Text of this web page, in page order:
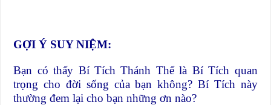
GỢI Ý SUY NIỆM:
Bạn có thấy Bí Tích Thánh Thể là Bí Tích quan
trọng cho đời sống của bạn không? Bí Tích này
thường đem lại cho bạn những ơn nào?